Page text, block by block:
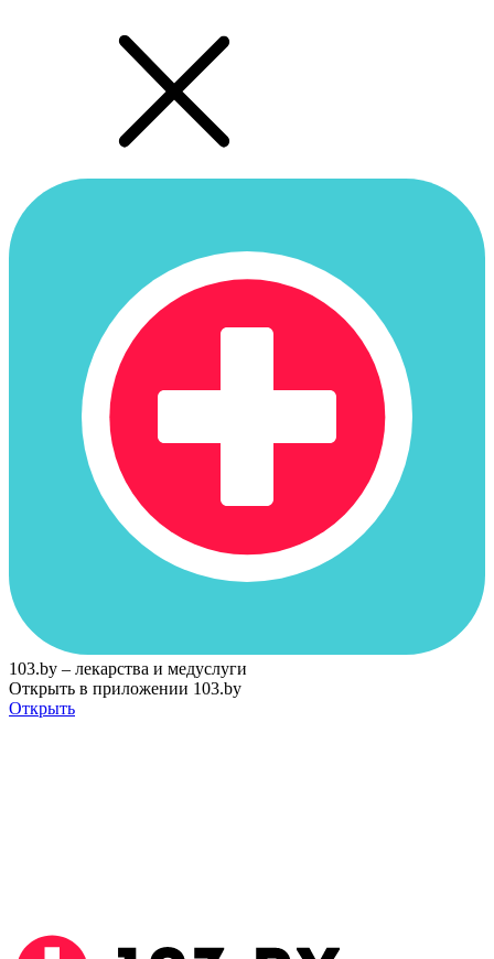
103.by – лекарства и медуслуги
Открыть в приложении 103.by
Открыть